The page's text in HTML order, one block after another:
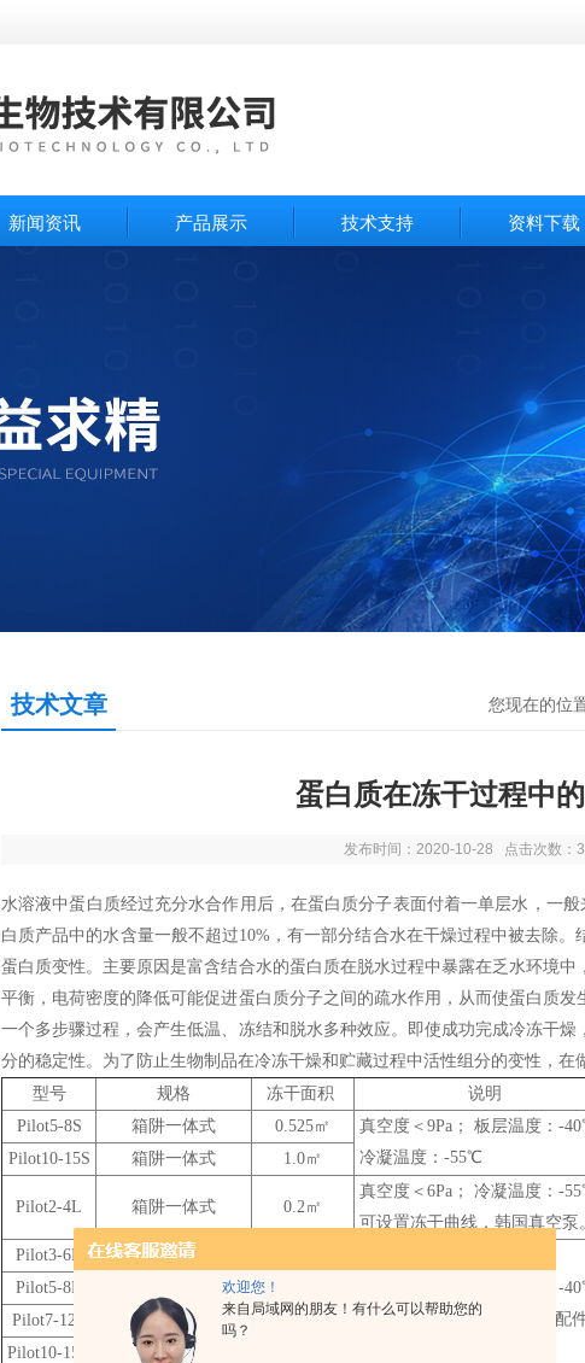
欢迎您！
来自局域网的朋友！有什么可以帮助您的
吗？
新闻资讯 产品展示 技术支持 资料下载
技术文章 您现在的位
蛋白质在冻干过程中
发布时间：2020-10-28 点击次数：
水溶液中蛋白质经过充分水合作用后，在蛋白质分子表面付着一单层水，一
白质产品中的水含量一般不超过10%，有一部分结合水在干燥过程中被去除
蛋白质变性。主要原因是富含结合水的蛋白质在脱水过程中暴露在乏水环境
平衡，电荷密度的降低可能促进蛋白质分子之间的疏水作用，从而使蛋白质
一个多步骤过程，会产生低温、冻结和脱水多种效应。即使成功完成冷冻干
分的稳定性。为了防止生物制品在冷冻干燥和贮藏过程中活性组分的变性，在
型号
规格 冻干面积
说明
Pilot5-8S
箱阱一体式 0.525㎡
真空度＜9Pa； 板层温度：-
冷凝温度：-55℃
Pilot10-15S 箱阱一体式 1.0㎡
Pilot2-4L 箱阱一体式 0.2㎡
真空度＜6Pa； 冷凝温度：-
可设置冻干曲线，韩国真空泵
Pilot3-6L
箱阱一体式
真空度＜6Pa； 板层温度：-
冷凝温度：-55℃ ；全进口配件
Pilot5-8L
Pilot7-12L
箱阱一体式 0.8㎡
Pilot10-15L
箱阱一体式